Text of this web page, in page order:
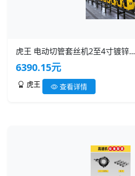
虎王 电动切管套丝机2至4寸镀锌...
6390.15元
虎王 查看详情